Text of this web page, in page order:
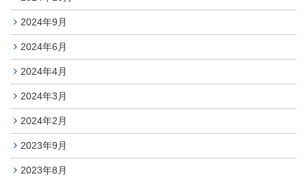
2024年9月
2024年6月
2024年4月
2024年3月
2024年2月
2023年9月
2023年8月